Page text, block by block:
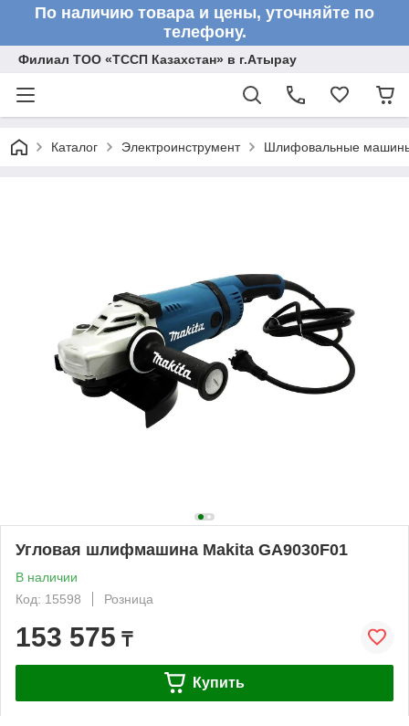
По наличию товара и цены, уточняйте по
телефону.
Филиал ТОО «ТССП Казахстан» в г.Атырау
Каталог Электроинструмент Шлифовальные
Угловая шлифмашина Makita GA9030F01
В наличии
Код: 15598
Розница
153 575 ₸
Купить